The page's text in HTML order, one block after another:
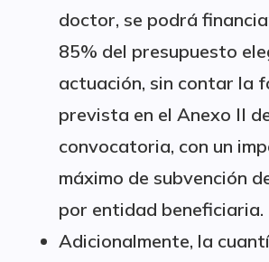
doctor, se podrá
85% del presupuesto
actuación, sin contar la
prevista en el Anexo II
convocatoria, con un
máximo de subvención
por entidad beneficiaria.
Adicionalmente, la